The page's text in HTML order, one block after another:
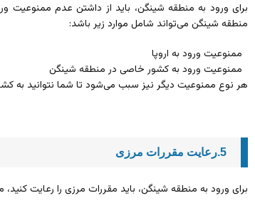
برای ورود به منطقه شینگن، باید از داشتن عدم ممنوعیت
منطقه شینگن می‌تواند شامل موارد زیر باشد:
ممنوعیت ورود به اروپا
ممنوعیت ورود به کشور خاصی در منطقه شینگن
هر نوع ممنوعیت دیگر نیز سبب می‌شود تا شما نتوانید به
5.رعایت مقررات مرزی
برای ورود به منطقه شینگن، باید مقررات مرزی را رعایت